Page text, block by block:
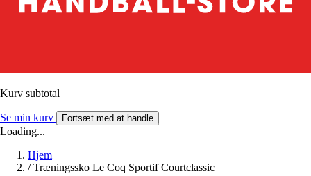
Kurv subtotal
Se min kurv Fortsæt med at handle
Loading...
Hjem
/ Træningssko Le Coq Sportif Courtclassic